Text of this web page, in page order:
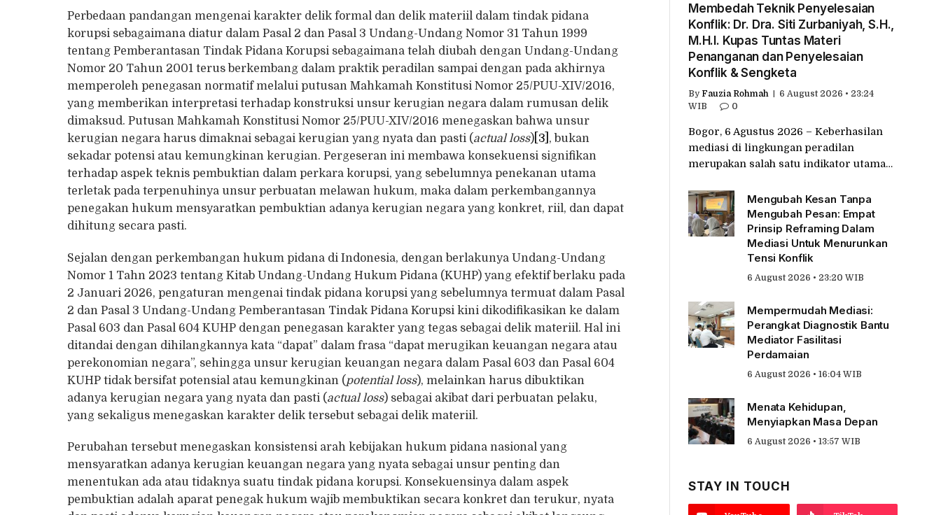
Perbedaan pandangan mengenai karakter delik formal dan delik materiil dalam tindak pidana
korupsi sebagaimana diatur dalam Pasal 2 dan Pasal 3 Undang-Undang Nomor 31 Tahun 1999
tentang Pemberantasan Tindak Pidana Korupsi sebagaimana telah diubah dengan Undang-Undang
Nomor 20 Tahun 2001 terus berkembang dalam praktik peradilan sampai dengan pada akhirnya
memperoleh penegasan normatif melalui putusan Mahkamah Konstitusi Nomor 25/PUU-XIV/2016,
yang memberikan interpretasi terhadap konstruksi unsur kerugian negara dalam rumusan delik
dimaksud. Putusan Mahkamah Konstitusi Nomor 25/PUU-XIV/2016 menegaskan bahwa unsur
kerugian negara harus dimaknai sebagai kerugian yang nyata dan pasti (actual loss) [3] , bukan
sekadar potensi atau kemungkinan kerugian. Pergeseran ini membawa konsekuensi signifikan
terhadap aspek teknis pembuktian dalam perkara korupsi, yang sebelumnya penekanan utama
terletak pada terpenuhinya unsur perbuatan melawan hukum, maka dalam perkembangannya
penegakan hukum mensyaratkan pembuktian adanya kerugian negara yang konkret, riil, dan dapat
dihitung secara pasti.
Sejalan dengan perkembangan hukum pidana di Indonesia, dengan berlakunya Undang-Undang
Nomor 1 Tahn 2023 tentang Kitab Undang-Undang Hukum Pidana (KUHP) yang efektif berlaku pada
2 Januari 2026, pengaturan mengenai tindak pidana korupsi yang sebelumnya termuat dalam Pasal
2 dan Pasal 3 Undang-Undang Pemberantasan Tindak Pidana Korupsi kini dikodifikasikan ke dalam
Pasal 603 dan Pasal 604 KUHP dengan penegasan karakter yang tegas sebagai delik materiil. Hal ini
ditandai dengan dihilangkannya kata “dapat” dalam frasa “dapat merugikan keuangan negara atau
perekonomian negara”, sehingga unsur kerugian keuangan negara dalam Pasal 603 dan Pasal 604
KUHP tidak bersifat potensial atau kemungkinan (potential loss), melainkan harus dibuktikan
adanya kerugian negara yang nyata dan pasti (actual loss) sebagai akibat dari perbuatan pelaku,
yang sekaligus menegaskan karakter delik tersebut sebagai delik materiil.
Perubahan tersebut menegaskan konsistensi arah kebijakan hukum pidana nasional yang
mensyaratkan adanya kerugian keuangan negara yang nyata sebagai unsur penting dan
menentukan ada atau tidaknya suatu tindak pidana korupsi. Konsekuensinya dalam aspek
pembuktian adalah aparat penegak hukum wajib membuktikan secara konkret dan terukur, nyata
Membedah Teknik Penyelesaian
Konflik: Dr. Dra. Siti Zurbaniyah, S.H.,
M.H.I. Kupas Tuntas Materi
Penanganan dan Penyelesaian
Konflik & Sengketa
By Fauzia Rohmah
6 August 2026 • 23:24
WIB
0
Bogor, 6 Agustus 2026 – Keberhasilan
mediasi di lingkungan peradilan
merupakan salah satu indikator utama…
Mengubah Kesan Tanpa
Mengubah Pesan: Empat
Prinsip Reframing Dalam
Mediasi Untuk Menurunkan
Tensi Konflik
6 August 2026 • 23:20 WIB
Mempermudah Mediasi:
Perangkat Diagnostik Bantu
Mediator Fasilitasi
Perdamaian
6 August 2026 • 16:04 WIB
Menata Kehidupan,
Menyiapkan Masa Depan
6 August 2026 • 13:57 WIB
STAY IN TOUCH